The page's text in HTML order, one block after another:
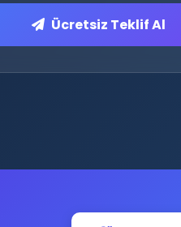
Ücretsiz Teklif Al